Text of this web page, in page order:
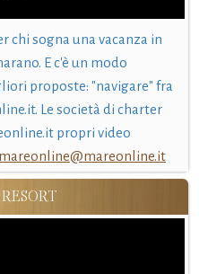
chi sogna una vacanza in
E c'è un modo
proposte: "navigare" fra
Le società di charter
propri video
mareonline@mareonline.it